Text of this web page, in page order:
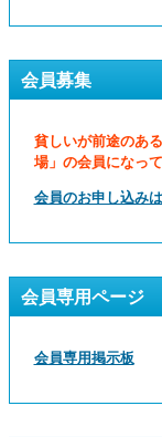
会員募集
貧しいが前途のあ
場」の会員になって
会員のお申し込み
会員専用ページ
会員専用掲示板